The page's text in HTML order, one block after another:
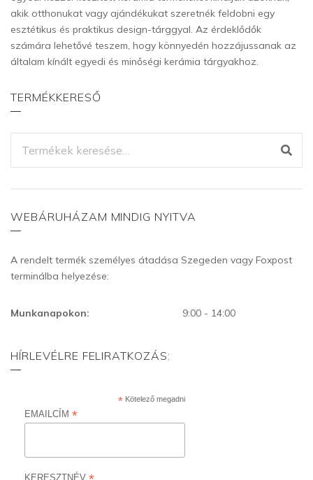
akik otthonukat vagy ajándékukat szeretnék feldobni egy
esztétikus és praktikus design-tárggyal. Az érdeklődők
számára lehetővé teszem, hogy könnyedén hozzájussanak az
általam kínált egyedi és minőségi kerámia tárgyakhoz.
TERMÉKKERESŐ
WEBÁRUHÁZAM MINDIG NYITVA
A rendelt termék személyes átadása Szegeden vagy Foxpost
terminálba helyezése:
Munkanapokon: 9:00 - 14:00
HÍRLEVÉLRE FELIRATKOZÁS:
* Kötelező megadni
EMAILCÍM *
KERESZTNÉV